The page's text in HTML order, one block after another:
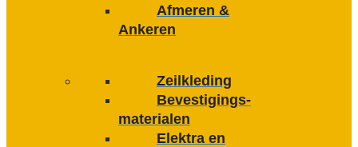
Afmeren &
Ankeren
Zeilkleding
Bevestigings­­
materialen
Elektra en